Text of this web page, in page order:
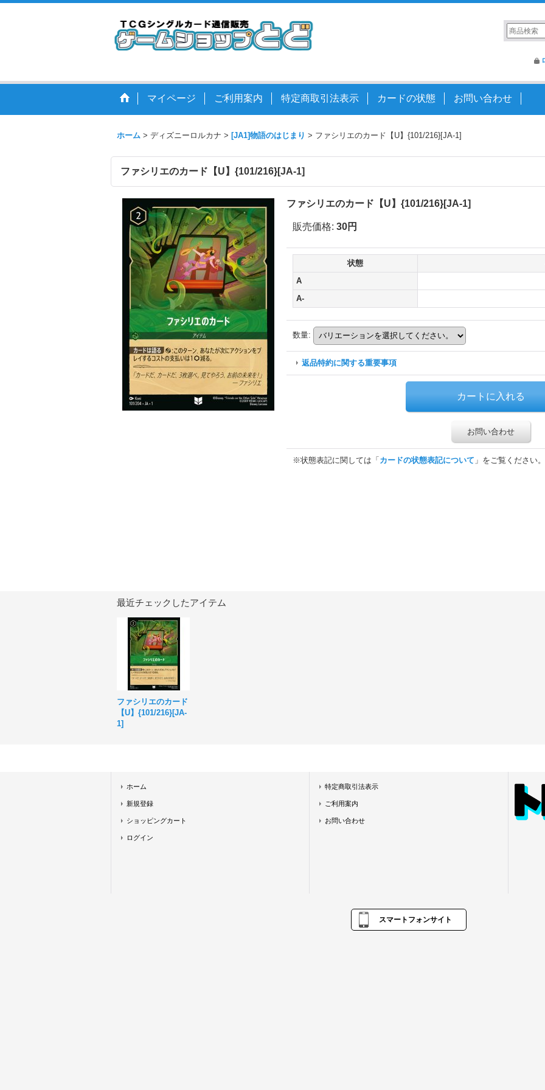
マイページ ご利用案内 特定商取引法表示 カードの状態 お問い合わせ
ホーム > ディズニーロルカナ > [JA1]物語のはじまり > ファシリエのカード【U】{101/216}[JA-1]
ファシリエのカード【U】{101/216}[JA-1]
ファシリエのカード【U】{101/216}[JA-1]
販売価格: 30円
状態
A
A-
数量:
返品特約に関する重要事項
お問い合わせ
※状態表記に関しては「 カードの状態表記について 」をご覧ください。
最近チェックしたアイテム
ファシリエのカード
【U】{101/216}[JA-
1]
ホーム
新規登録
ショッピングカート
ログイン
特定商取引法表示
ご利用案内
お問い合わせ
スマートフォンサイト